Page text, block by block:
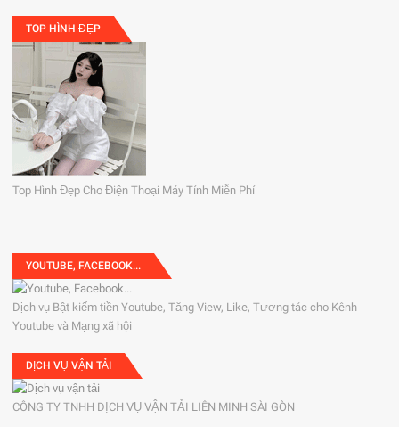
TOP HÌNH ĐẸP
Top Hình Đẹp Cho Điện Thoại Máy Tính Miễn Phí
YOUTUBE, FACEBOOK...
Dịch vụ Bật kiếm tiền Youtube, Tăng View, Like, Tương tác cho Kênh
Youtube và Mạng xã hội
DỊCH VỤ VẬN TẢI
CÔNG TY TNHH DỊCH VỤ VẬN TẢI LIÊN MINH SÀI GÒN